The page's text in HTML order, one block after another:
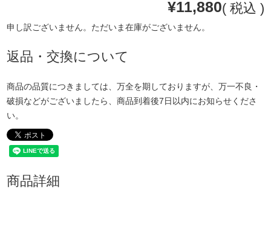
¥11,880 税込
申し訳ございません。ただいま在庫がございません。
返品・交換について
商品の品質につきましては、万全を期しておりますが、万一不良・
破損などがございましたら、商品到着後7日以内にお知らせくださ
い。
商品詳細